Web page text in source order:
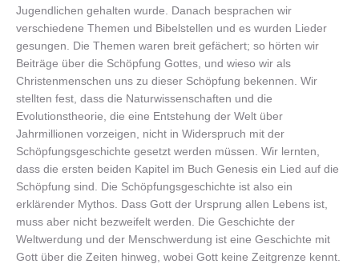
Jugendlichen gehalten wurde. Danach besprachen wir
verschiedene Themen und Bibelstellen und es wurden Lieder
gesungen. Die Themen waren breit gefächert; so hörten wir
Beiträge über die Schöpfung Gottes, und wieso wir als
Christenmenschen uns zu dieser Schöpfung bekennen. Wir
stellten fest, dass die Naturwissenschaften und die
Evolutionstheorie, die eine Entstehung der Welt über
Jahrmillionen vorzeigen, nicht in Widerspruch mit der
Schöpfungsgeschichte gesetzt werden müssen. Wir lernten,
dass die ersten beiden Kapitel im Buch Genesis ein Lied auf die
Schöpfung sind. Die Schöpfungsgeschichte ist also ein
erklärender Mythos. Dass Gott der Ursprung allen Lebens ist,
muss aber nicht bezweifelt werden. Die Geschichte der
Weltwerdung und der Menschwerdung ist eine Geschichte mit
Gott über die Zeiten hinweg, wobei Gott keine Zeitgrenze kennt.